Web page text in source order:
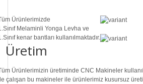
Ürünlerimizde
Melaminli Yonga Levha ve
kenar bantları kullanılmaktadır.
Üretim
Ürünlerimizin üretiminde CNC Makineler
çalışan bu makineler ile ürünlerimiz kusursuz